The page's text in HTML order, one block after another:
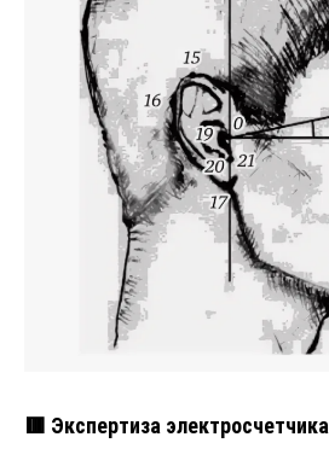
🟥 Экспертиза электросчетчика